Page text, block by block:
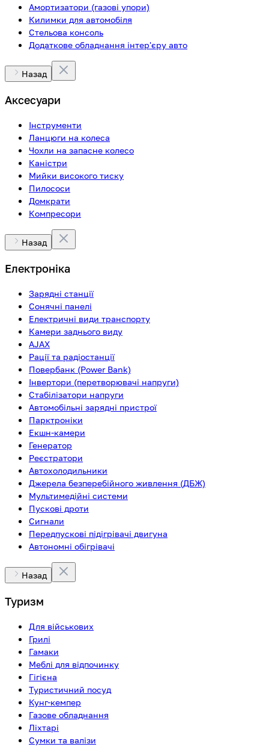
Амортизатори (газові упори)
Килимки для автомобіля
Стельова консоль
Додаткове обладнання інтер'єру авто
Назад
Аксесуари
Інструменти
Ланцюги на колеса
Чохли на запасне колесо
Каністри
Мийки високого тиску
Пилососи
Домкрати
Компресори
Назад
Електроніка
Зарядні станції
Сонячні панелі
Електричні види транспорту
Камери заднього виду
AJAX
Рації та радіостанції
Повербанк (Power Bank)
Інвертори (перетворювачі напруги)
Стабілізатори напруги
Автомобільні зарядні пристрої
Парктроніки
Екшн-камери
Генератор
Реєстратори
Автохолодильники
Джерела безперебійного живлення (ДБЖ)
Мультимедійні системи
Пускові дроти
Сигнали
Передпускові підігрівачі двигуна
Автономні обігрівачі
Назад
Туризм
Для військових
Грилі
Гамаки
Меблі для відпочинку
Гігієна
Туристичний посуд
Кунг-кемпер
Газове обладнання
Ліхтарі
Сумки та валізи